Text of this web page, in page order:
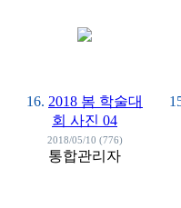
16. 2018 봄 학술대
회 사진 04
2018/05/10 (776)
통합관리자